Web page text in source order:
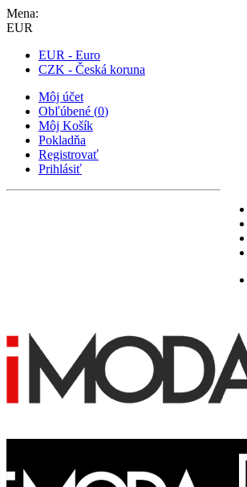
Mena:
EUR
EUR - Euro
CZK - Česká koruna
Môj účet
Obľúbené (0)
Môj Košík
Pokladňa
Registrovať
Prihlásiť